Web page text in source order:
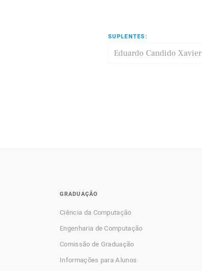
SUPLENTES:
Eduardo Candido Xavier
GRADUAÇÃO
Ciência da Computação
Engenharia de Computação
Comissão de Graduação
Informações para Alunos